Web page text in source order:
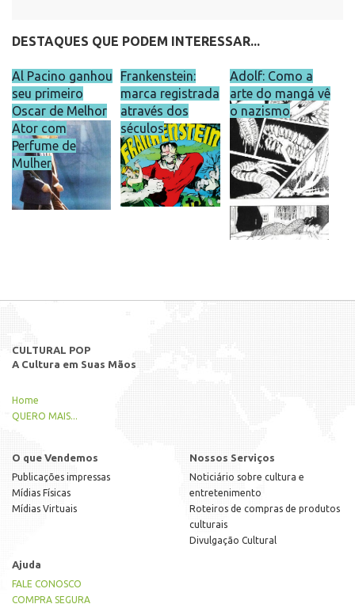
DESTAQUES QUE PODEM INTERESSAR...
Al Pacino ganhou
seu primeiro
Oscar de Melhor
Ator com
Perfume de
Mulher
Frankenstein:
marca registrada
através dos
séculos
Adolf: Como a
arte do mangá vê
o nazismo
CULTURAL POP
A Cultura em Suas Mãos
Home
QUERO MAIS...
O que Vendemos
Publicações impressas
Mídias Físicas
Mídias Virtuais
Nossos Serviços
Noticiário sobre cultura e
entretenimento
Roteiros de compras de produtos
culturais
Divulgação Cultural
Ajuda
FALE CONOSCO
COMPRA SEGURA